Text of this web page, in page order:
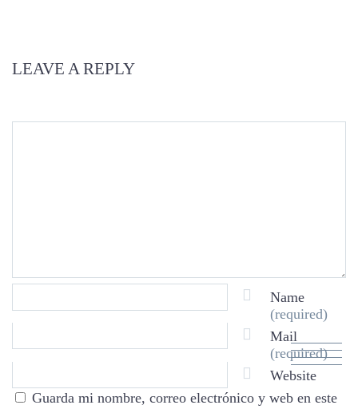
LEAVE A REPLY
Name
(required)
Mail
(required)
Website
Guarda mi nombre, correo electrónico y web en este